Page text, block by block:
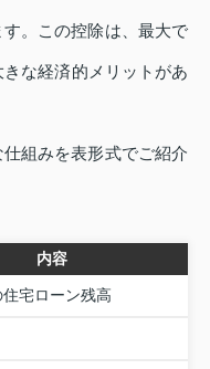
。この控除は、最大で
な経済的メリットがあ
組みを表形式でご紹介
内容
宅ローン残高